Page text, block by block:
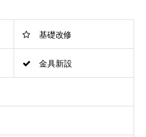
基礎改修
金具新設